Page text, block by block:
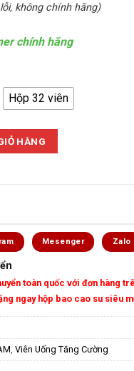
không chính hãng)
chính hãng
Hộp 32 viên
hãng Mỹ - mẫu mới 2024
HÀNG
Mesenger Zalo
toàn quốc với đơn hàng
ngay hộp bao cao su siêu
Viên Uống Tăng Cường